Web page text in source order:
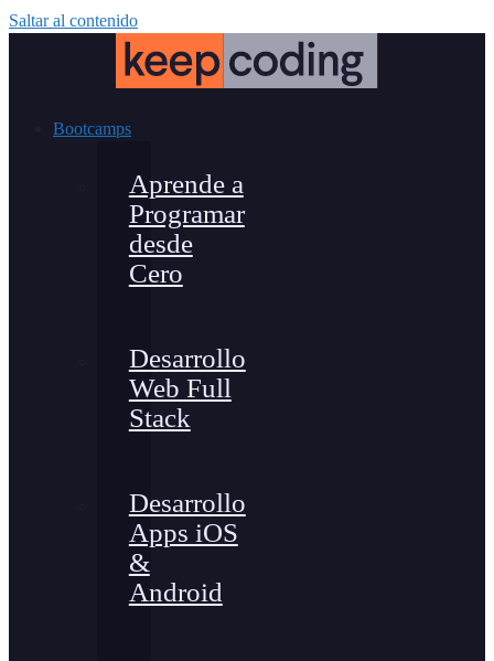
Saltar al contenido
Bootcamps
Aprende a
Programar
desde
Cero
Desarrollo
Web Full
Stack
Desarrollo
Apps iOS
&
Android